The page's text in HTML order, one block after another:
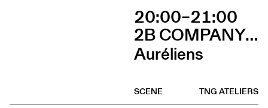
20:00–21:00
2B COMPANY - FRANÇOIS GREMAUD
Auréliens
TNG ATELIERS
SCENE